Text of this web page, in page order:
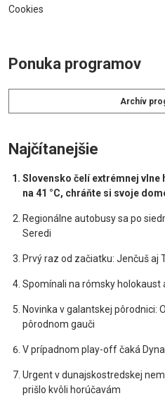
Cookies
Ponuka programov
Archív
Najčítanejšie
Slovensko čelí extrémnej vlne
na 41 °C, chráňte si svoje
Regionálne autobusy sa po
Seredi
Prvý raz od začiatku: Jenčuš aj
Spomínali na rómsky holokaust
Novinka v galantskej pôrodnici:
pôrodnom gauči
V prípadnom play-off čaká
Urgent v dunajskostredskej
prišlo kvôli horúčavám